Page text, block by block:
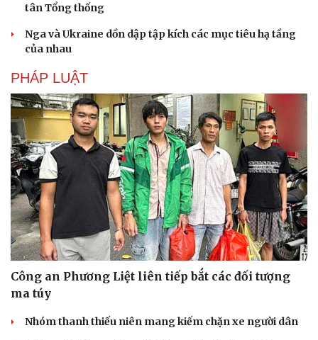
Săn Tour
Cửa sổ tình yêu
Kể chuyện cho bé
tân Tổng thống
Nga và Ukraine dồn dập tập kích các mục tiêu hạ tầng
của nhau
PHÁP LUẬT
Công an Phương Liệt liên tiếp bắt các đối tượng
ma túy
Nhóm thanh thiếu niên mang kiếm chặn xe người dân